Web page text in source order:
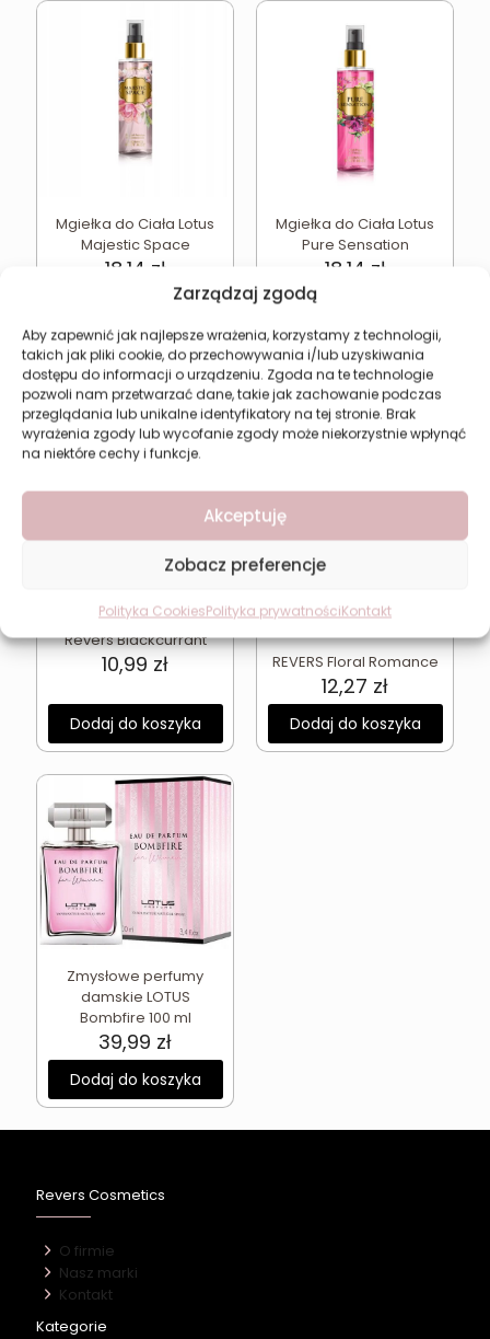
Zarządzaj zgodą
Aby zapewnić jak najlepsze wrażenia, korzystamy z technologii,
takich jak pliki cookie, do przechowywania i/lub uzyskiwania
dostępu do informacji o urządzeniu. Zgoda na te technologie
pozwoli nam przetwarzać dane, takie jak zachowanie podczas
przeglądania lub unikalne identyfikatory na tej stronie. Brak
wyrażenia zgody lub wycofanie zgody może niekorzystnie wpłynąć
na niektóre cechy i funkcje.
Akceptuję
Zobacz preferencje
Polityka CookiesPolityka prywatnościKontakt
Mgiełka do Ciała Lotus
Majestic Space
18,14 zł
Dodaj do koszyka
Mgiełka do Ciała Lotus
Pure Sensation
18,14 zł
Dodaj do koszyka
czarna porzeczka
Revers Blackcurrant
10,99 zł
Dodaj do koszyka
REVERS Floral Romance
12,27 zł
Dodaj do koszyka
Zmysłowe perfumy
damskie LOTUS
Bombfire 100 ml
39,99 zł
Dodaj do koszyka
Revers Cosmetics
O firmie
Nasz marki
Kontakt
Kategorie